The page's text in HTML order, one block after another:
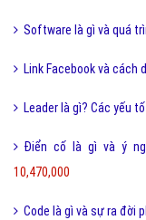
Software là gì và quá
Link Facebook và cách
Leader là gì? Các yếu
Điển cố là gì và ý
10,470,000
Code là gì và sự ra đời